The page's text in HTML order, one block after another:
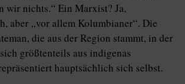
wir nichts.“ Ein Marxist? Ja,
aber „vor allem Kolumbianer“. Die
die aus der Region stammt, in der
größtenteils aus indigenas
hauptsächlich sich selbst.